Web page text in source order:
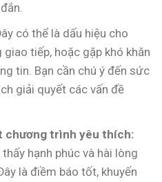
có thể là dấu hiệu cho
tiếp, hoặc gặp khó khăn
tin. Bạn cần chú ý đến sức
giải quyết các vấn đề
chương trình yêu thích:
hạnh phúc và hài lòng
là điềm báo tốt, khuyến